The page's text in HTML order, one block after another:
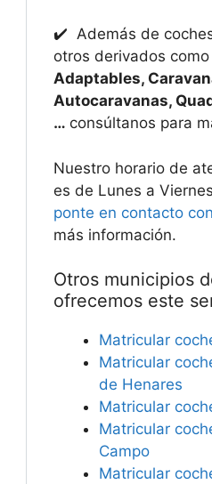
✔️ Además de
otros derivados como
Adaptables,
Autocaravanas,
… consúltanos para
Nuestro horario de
es de Lunes a
ponte en contacto
más información.
Otros municipios
ofrecemos este
Matricular
Matricular
de Henares
Matricular
Matricular
Campo
Matricular